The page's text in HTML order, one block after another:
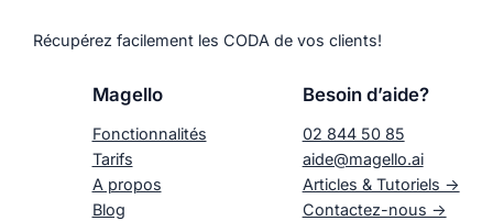
Récupérez facilement les CODA de vos clients!
Magello
Fonctionnalités
Tarifs
A propos
Blog
Besoin d’aide?
02 844 50 85
aide@magello.ai
Articles & Tutoriels ->
Contactez-nous ->